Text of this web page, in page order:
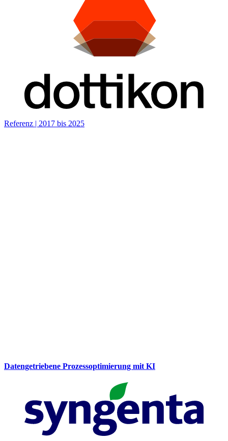
Referenz | 2017 bis 2025
Datengetriebene Prozessoptimierung mit KI